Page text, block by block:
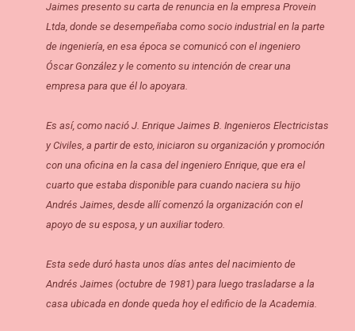
Jaimes presento su carta de renuncia en la empresa Provein
Ltda, donde se desempeñaba como socio industrial en la parte
de ingeniería, en esa época se comunicó con el ingeniero
Óscar González y le comento su intención de crear una
empresa para que él lo apoyara.
Es así, como nació J. Enrique Jaimes B. Ingenieros Electricistas
y Civiles, a partir de esto, iniciaron su organización y promoción
con una oficina en la casa del ingeniero Enrique, que era el
cuarto que estaba disponible para cuando naciera su hijo
Andrés Jaimes, desde allí comenzó la organización con el
apoyo de su esposa, y un auxiliar todero.
Esta sede duró hasta unos días antes del nacimiento de
Andrés Jaimes (octubre de 1981) para luego trasladarse a la
casa ubicada en donde queda hoy el edificio de la Academia.